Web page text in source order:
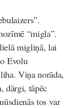
“migla”.
migliņā, lai
Evolu
Viņa norāda,
dārgi, tāpēc
tos var